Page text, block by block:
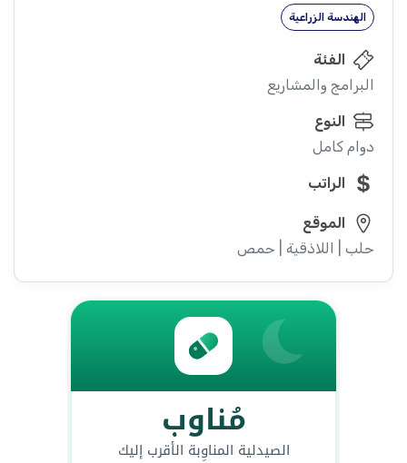
الهندسة الزراعية
الفئة
البرامج والمشاريع
النوع
دوام كامل
الراتب
الموقع
حلب | اللاذقية | حمص